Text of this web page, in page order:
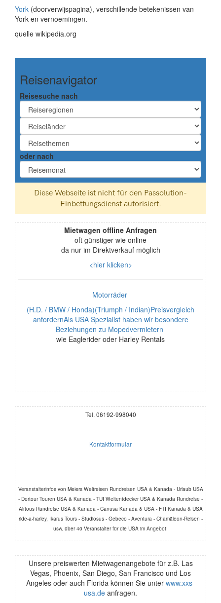
York (doorverwijspagina), verschillende betekenissen van
York en vernoemingen.
quelle wikipedia.org
Reisenavigator
Reisesuche nach
oder nach
Mietwagen offline Anfragen
oft günstiger wie online
da nur im Direktverkauf möglich
<hier klicken>
Motorräder
(H.D. / BMW / Honda)(Triumph / Indian)Preisvergleich
anfordernAls USA Spezialist haben wir besondere
Beziehungen zu Mopedvermietern
wie Eaglerider oder Harley Rentals
Tel. 06192-998040
Kontaktformular
Veranstalterinfos von Meiers Weltreisen Rundreisen USA & Kanada - Urlaub USA
- Dertour Touren USA & Kanada - TUI Weltentdecker USA & Kanada Rundreise -
Airtous Rundreise USA & Kanada - Canusa Kanada & USA - FTI Kanada & USA
ride-a-harley, Ikarus Tours - Studiosus - Gebeco - Aventura - Chamäleon-Reisen -
usw. über 40 Veranstalter für die USA im Angebot!
Unsere preiswerten Mietwagenangebote für z.B. Las
Vegas, Phoenix, San Diego, San Francisco und Los
Angeles oder auch Florida können Sie unter www.xxs-
usa.de anfragen.